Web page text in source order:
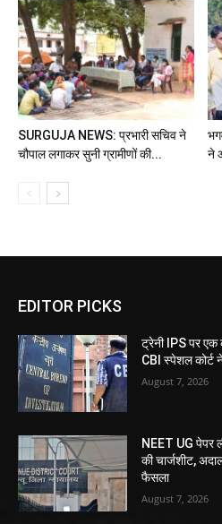
SURGUJA NEWS: प्रभारी सचिव ने
चौपाल लगाकर सुनी ग्रामीणों की...
ने
EDITOR PICKS
ट्रेनी IPS पर एक
CBI स्पेशल कोर्ट
August 7, 2026
NEET UG पेपर
की चार्जशीट,
फैसला
August 7, 2026